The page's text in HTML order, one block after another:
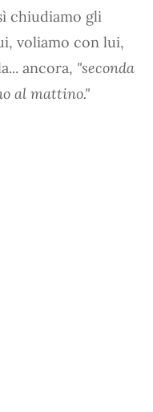
chiudiamo gli
voliamo con lui,
ancora, "seconda
al mattino."